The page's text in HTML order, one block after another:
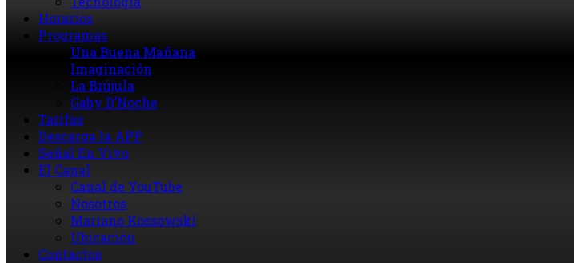
Horarios
Programas
Una Buena Mañana
Imaginación
La Brújula
Gaby D’Noche
Tarifas
Descarga la APP
Señal En Vivo
El Canal
Canal de YouTube
Nosotros
Mariano Kossowski
Ubicación
Contactos